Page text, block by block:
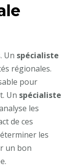
Un spécialiste
régionales.
pour
Un spécialiste
les
de ces
les
un bon